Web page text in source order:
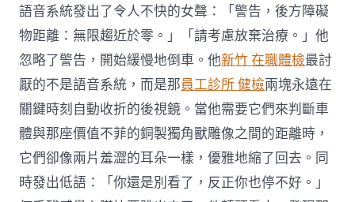
語音系統發出了令人不快的女聲：「警告，後方障礙
物距離：無限趨近於零。」「請考慮放棄治療。」他
忽略了警告，開始緩慢地倒車。他新竹 在職體檢最討
厭的不是語音系統，而是那員工診所 健檢兩塊永遠在
關鍵時刻自動收折的後視鏡。當他需要它們來判斷車
體與那座價值不菲的銅製獨角獸雕像之間的距離時，
它們卻像兩片羞澀的耳朵一樣，優雅地縮了回去。同
時發出低語：「你還是別看了，反正你也停不好。」